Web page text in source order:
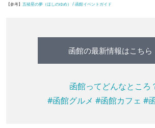
【参考】 五稜星の夢（ほしのゆめ） / 函館イベントガイド
函館の最新情報はこちら
函館ってどんなところ
#函館グルメ #函館カフェ #